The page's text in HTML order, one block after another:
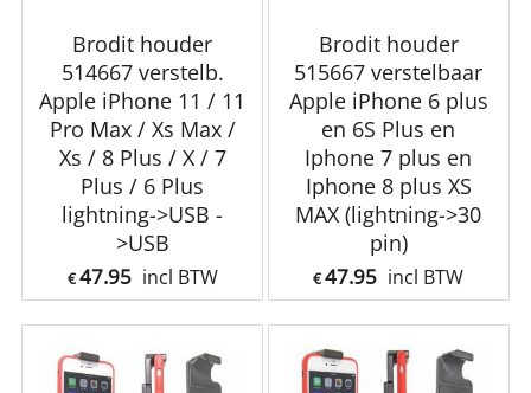
Brodit houder
514667 verstelb.
Apple iPhone 11 / 11
Pro Max / Xs Max /
Xs / 8 Plus / X / 7
Plus / 6 Plus
lightning->USB -
>USB
€ 47.95 incl BTW
Brodit houder
515667 verstelbaar
Apple iPhone 6 plus
en 6S Plus en
Iphone 7 plus en
Iphone 8 plus XS
MAX (lightning->30
pin)
€ 47.95 incl BTW